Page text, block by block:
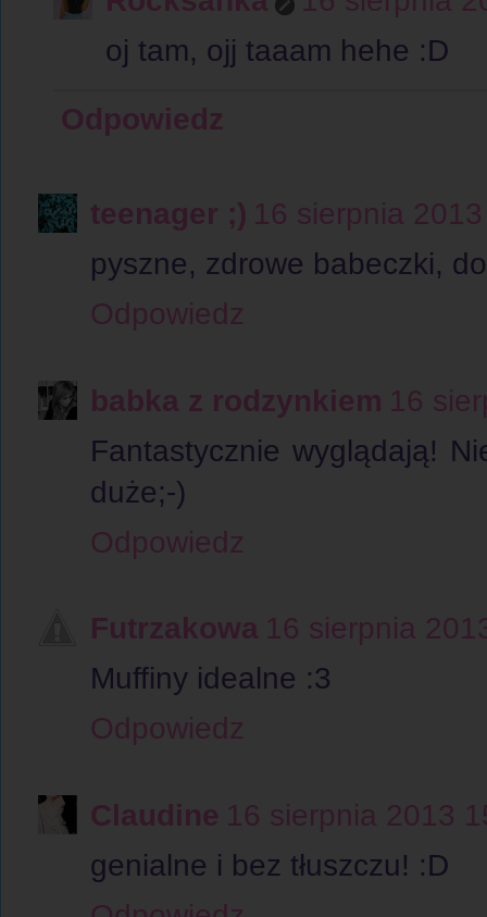
oj tam, ojj taaam hehe :D
Odpowiedz
teenager ;) 16 sierpnia
pyszne, zdrowe babeczki,
Odpowiedz
babka z rodzynkiem 16
Fantastycznie wyglądają!
duże;-)
Odpowiedz
Futrzakowa 16 sierpnia
Muffiny idealne :3
Odpowiedz
Claudine 16 sierpnia 2013
genialne i bez tłuszczu! :D